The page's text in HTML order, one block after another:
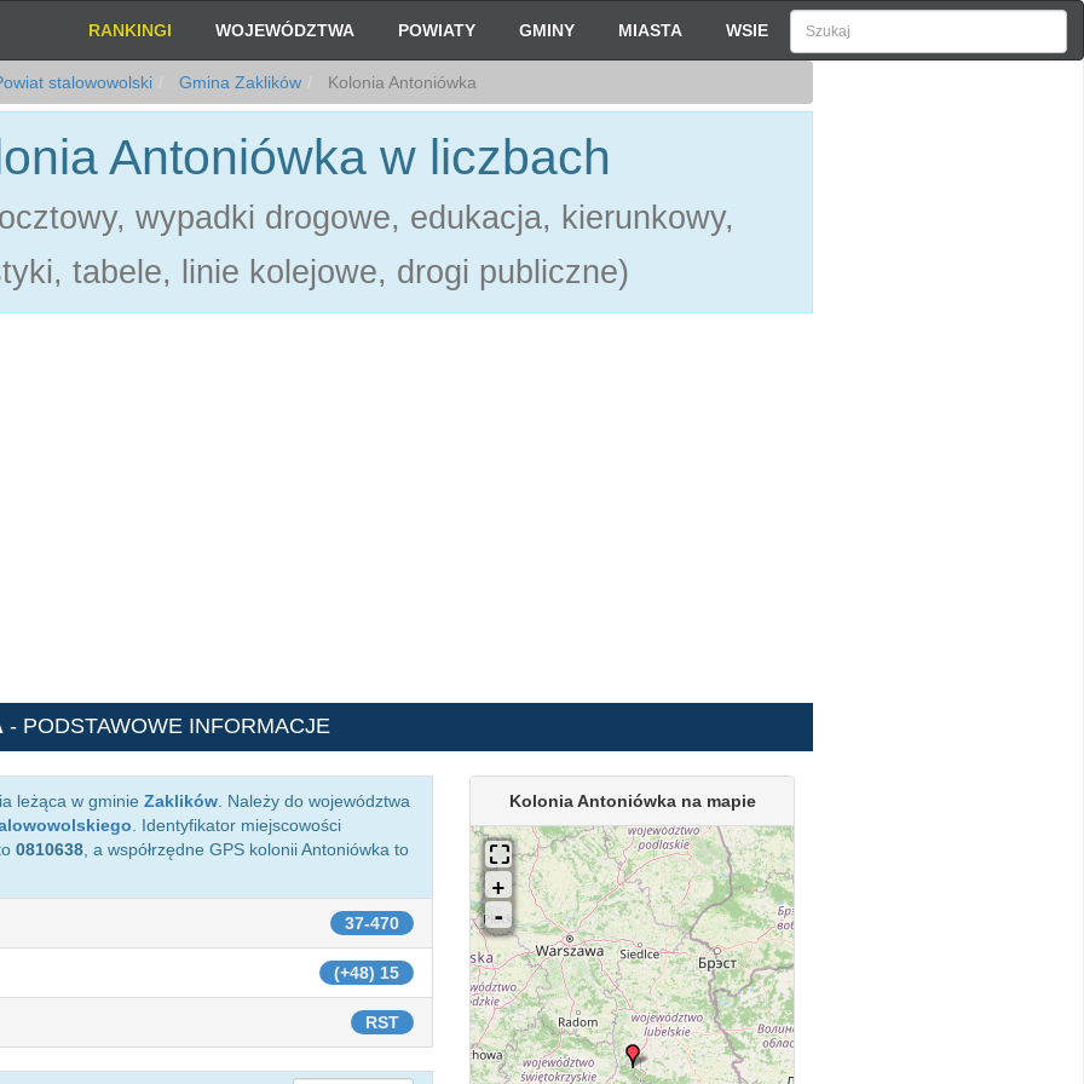
RANKINGI WOJEWÓDZTWA POWIATY GMINY MIASTA WSIE
stalowowolski Gmina Zaklików Kolonia Antoniówka
Antoniówka w liczbach
wypadki drogowe, edukacja, kierunkowy,
tabele, linie kolejowe, drogi publiczne)
- PODSTAWOWE INFORMACJE
leżąca w gminie Zaklików . Należy do województwa
. Identyfikator miejscowości
0810638 , a współrzędne GPS kolonii Antoniówka to
37-470
(+48) 15
RST
Kolonia Antoniówka na mapie